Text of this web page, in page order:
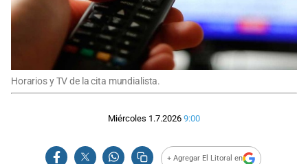
Horarios y TV de la cita mundialista.
Miércoles 1.7.2026 9:00
+ Agregar El Litoral en